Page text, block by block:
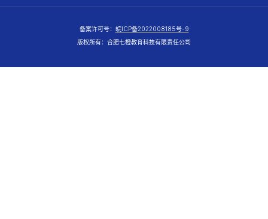
备案许可号： 皖ICP备2022008185号-9
版权所有：合肥七橙教育科技有限责任公司